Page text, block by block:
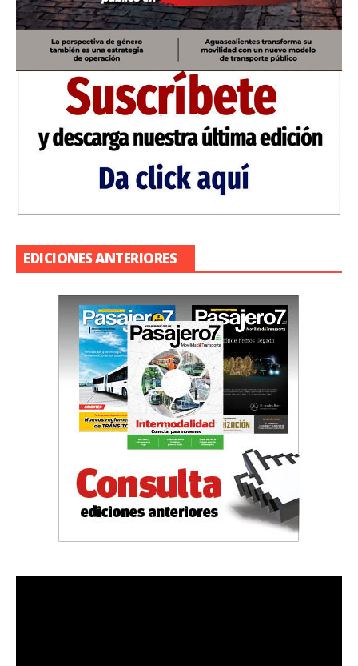
EDICIONES ANTERIORES